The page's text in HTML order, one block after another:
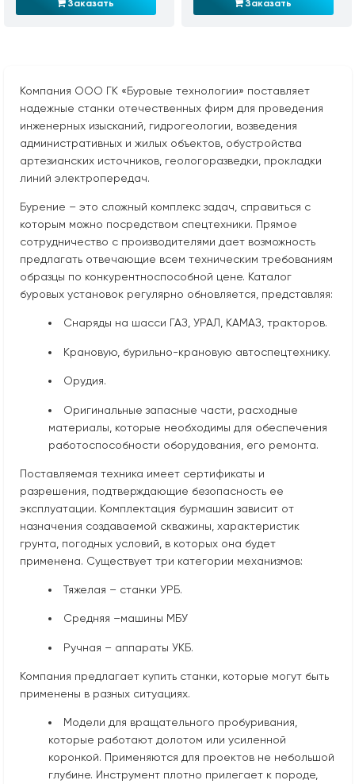
Заказать Заказать
Компания ООО ГК «Буровые технологии» поставляет
надежные станки отечественных фирм для проведения
инженерных изысканий, гидрогеологии, возведения
административных и жилых объектов, обустройства
артезианских источников, геологоразведки, прокладки
линий электропередач.
Бурение – это сложный комплекс задач, справиться с
которым можно посредством спецтехники. Прямое
сотрудничество с производителями дает возможность
предлагать отвечающие всем техническим требованиям
образцы по конкурентноспособной цене. Каталог
буровых установок регулярно обновляется, представляя:
Снаряды на шасси ГАЗ, УРАЛ, КАМАЗ, тракторов.
Крановую, бурильно-крановую автоспецтехнику.
Орудия.
Оригинальные запасные части, расходные
материалы, которые необходимы для обеспечения
работоспособности оборудования, его ремонта.
Поставляемая техника имеет сертификаты и
разрешения, подтверждающие безопасность ее
эксплуатации. Комплектация бурмашин зависит от
назначения создаваемой скважины, характеристик
грунта, погодных условий, в которых она будет
применена. Существует три категории механизмов:
Тяжелая – станки УРБ.
Средняя –машины МБУ
Ручная – аппараты УКБ.
Компания предлагает купить станки, которые могут быть
применены в разных ситуациях.
Модели для вращательного пробуривания,
которые работают долотом или усиленной
коронкой. Применяются для проектов не небольшой
глубине. Инструмент плотно прилегает к породе,